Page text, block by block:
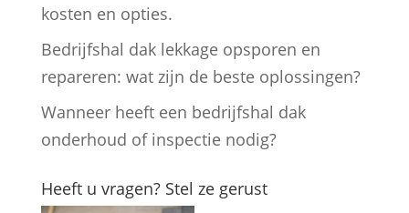
kosten en opties.
Bedrijfshal dak lekkage opsporen en
repareren: wat zijn de beste oplossingen?
Wanneer heeft een bedrijfshal dak
onderhoud of inspectie nodig?
Heeft u vragen? Stel ze gerust